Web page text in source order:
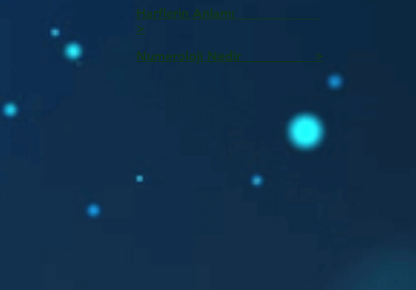
Harflerin Anlamı
>
Numeroloji Nedir_________ >